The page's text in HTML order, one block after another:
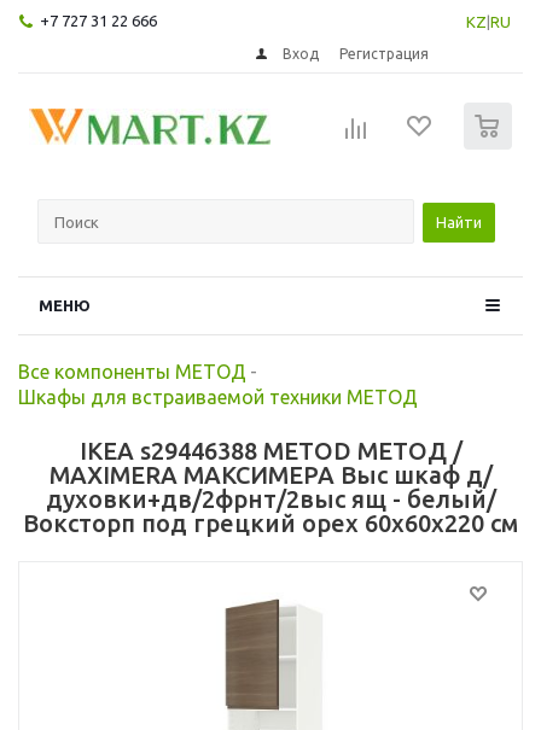
+7 727 31 22 666 KZ RU
Вход Регистрация
Найти
МЕНЮ
Все компоненты МЕТОД -
Шкафы для встраиваемой техники МЕТОД
IKEA s29446388 METOD МЕТОД /
MAXIMERA МАКСИМЕРА Выс шкаф д/
духовки+дв/2фрнт/2выс ящ - белый/
Воксторп под грецкий орех 60x60x220 см